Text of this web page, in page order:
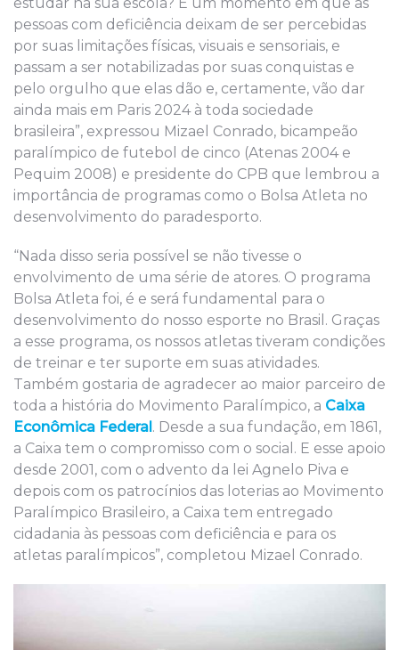
pessoas com deficiência deixam de ser percebidas
por suas limitações físicas, visuais e sensoriais, e
passam a ser notabilizadas por suas conquistas e
pelo orgulho que elas dão e, certamente, vão dar
ainda mais em Paris 2024 à toda sociedade
brasileira”, expressou Mizael Conrado, bicampeão
paralímpico de futebol de cinco (Atenas 2004 e
Pequim 2008) e presidente do CPB que lembrou a
importância de programas como o Bolsa Atleta no
desenvolvimento do paradesporto.
“Nada disso seria possível se não tivesse o
envolvimento de uma série de atores. O programa
Bolsa Atleta foi, é e será fundamental para o
desenvolvimento do nosso esporte no Brasil. Graças
a esse programa, os nossos atletas tiveram condições
de treinar e ter suporte em suas atividades.
Também gostaria de agradecer ao maior parceiro de
toda a história do Movimento Paralímpico, a Caixa
Econômica Federal. Desde a sua fundação, em 1861,
a Caixa tem o compromisso com o social. E esse apoio
desde 2001, com o advento da lei Agnelo Piva e
depois com os patrocínios das loterias ao Movimento
Paralímpico Brasileiro, a Caixa tem entregado
cidadania às pessoas com deficiência e para os
atletas paralímpicos”, completou Mizael Conrado.